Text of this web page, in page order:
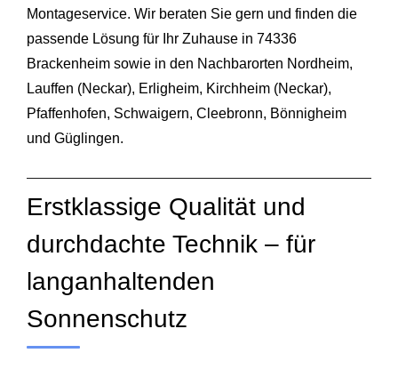
Montageservice. Wir beraten Sie gern und finden die
passende Lösung für Ihr Zuhause in 74336
Brackenheim sowie in den Nachbarorten Nordheim,
Lauffen (Neckar), Erligheim, Kirchheim (Neckar),
Pfaffenhofen, Schwaigern, Cleebronn, Bönnigheim
und Güglingen.
Erstklassige Qualität und
durchdachte Technik – für
langanhaltenden
Sonnenschutz